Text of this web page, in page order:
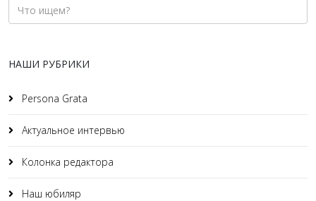
НАШИ РУБРИКИ
Persona Grata
Актуальное интервью
Колонка редактора
Наш юбиляр